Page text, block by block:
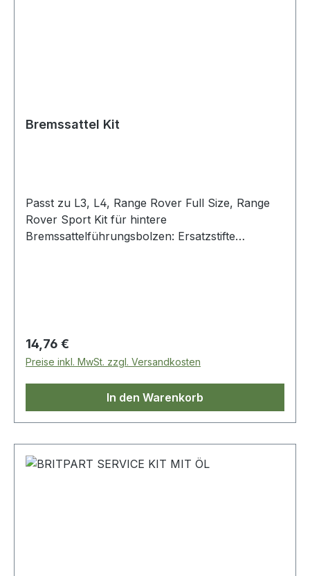
Bremssattel Kit
Passt zu L3, L4, Range Rover Full Size, Range
Rover Sport Kit für hintere
Bremssattelführungsbolzen: Ersatzstifte
Regulärer Preis:
14,76 €
Preise inkl. MwSt. zzgl. Versandkosten
In den Warenkorb